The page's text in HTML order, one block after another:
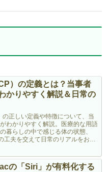
）の定義とは？当事者
かりやすく解説＆日常の
の正しい定義や特徴について、当
わかりやすく解説。医療的な用語
暮らしの中で感じる体の状態、
工夫を交えて日常のリアルをお伝
の「Siri」が有料化する